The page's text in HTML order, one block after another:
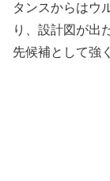
タンスからはウ
り、設計図が出
先候補として強